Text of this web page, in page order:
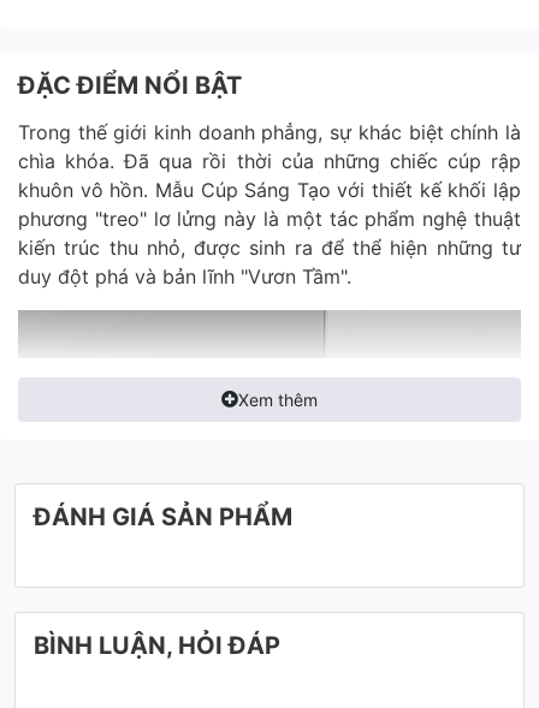
ĐẶC ĐIỂM NỔI BẬT
Trong thế giới kinh doanh phẳng, sự khác biệt chính là
chìa khóa. Đã qua rồi thời của những chiếc cúp rập
khuôn vô hồn. Mẫu Cúp Sáng Tạo với thiết kế khối lập
phương "treo" lơ lửng này là một tác phẩm nghệ thuật
kiến trúc thu nhỏ, được sinh ra để thể hiện những tư
duy đột phá và bản lĩnh "Vươn Tầm".
Xem thêm
ĐÁNH GIÁ SẢN PHẨM
BÌNH LUẬN, HỎI ĐÁP